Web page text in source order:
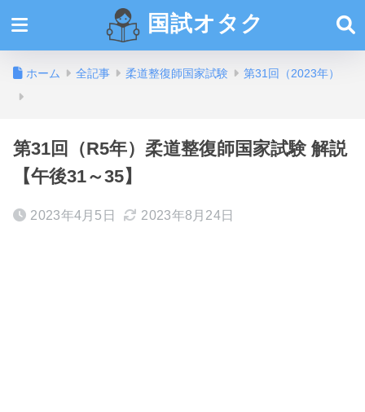
国試オタク
ホーム 全記事 柔道整復師国家試験 第31回（2023年）
第31回（R5年）柔道整復師国家試験 解説
【午後31～35】
2023年4月5日 2023年8月24日